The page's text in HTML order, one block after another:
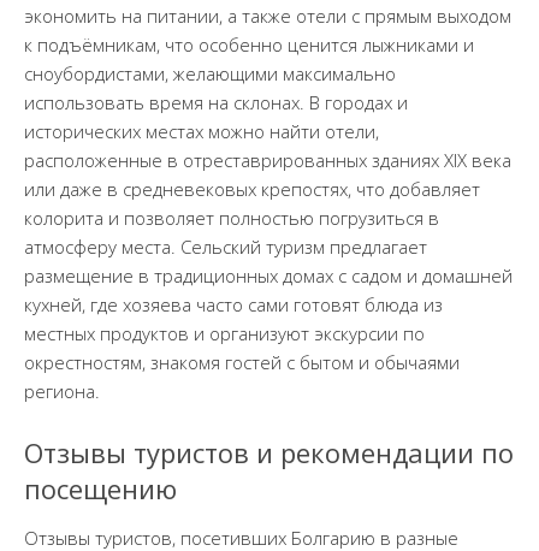
экономить на питании, а также отели с прямым выходом
к подъёмникам, что особенно ценится лыжниками и
сноубордистами, желающими максимально
использовать время на склонах. В городах и
исторических местах можно найти отели,
расположенные в отреставрированных зданиях XIX века
или даже в средневековых крепостях, что добавляет
колорита и позволяет полностью погрузиться в
атмосферу места. Сельский туризм предлагает
размещение в традиционных домах с садом и домашней
кухней, где хозяева часто сами готовят блюда из
местных продуктов и организуют экскурсии по
окрестностям, знакомя гостей с бытом и обычаями
региона.
Отзывы туристов и рекомендации по
посещению
Отзывы туристов, посетивших Болгарию в разные